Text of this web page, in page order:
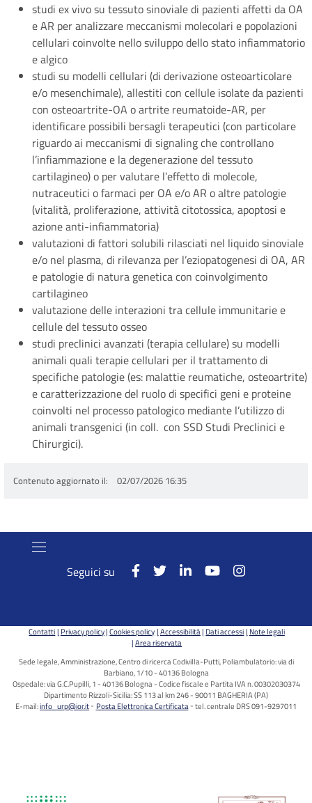
studi ex vivo su tessuto sinoviale di pazienti affetti da OA
e AR per analizzare meccanismi molecolari e popolazioni
cellulari coinvolte nello sviluppo dello stato infiammatorio
e algico
studi su modelli cellulari (di derivazione osteoarticolare
e/o mesenchimale), allestiti con cellule isolate da pazienti
con osteoartrite-OA o artrite reumatoide-AR, per
identificare possibili bersagli terapeutici (con particolare
riguardo ai meccanismi di signaling che controllano
l’infiammazione e la degenerazione del tessuto
cartilagineo) o per valutare l’effetto di molecole,
nutraceutici o farmaci per OA e/o AR o altre patologie
(vitalità, proliferazione, attività citotossica, apoptosi e
azione anti-infiammatoria)
valutazioni di fattori solubili rilasciati nel liquido sinoviale
e/o nel plasma, di rilevanza per l’eziopatogenesi di OA, AR
e patologie di natura genetica con coinvolgimento
cartilagineo
valutazione delle interazioni tra cellule immunitarie e
cellule del tessuto osseo
studi preclinici avanzati (terapia cellulare) su modelli
animali quali terapie cellulari per il trattamento di
specifiche patologie (es: malattie reumatiche, osteoartrite)
e caratterizzazione del ruolo di specifici geni e proteine
coinvolti nel processo patologico mediante l’utilizzo di
animali transgenici (in coll. con SSD Studi Preclinici e
Chirurgici).
Contenuto aggiornato il 02/07/2026 16:35
Seguici su
Contatti Privacy policy Cookies policy Accessibilità Dati accessi Note legali
Area riservata
Sede legale, Amministrazione, Centro di ricerca Codivilla-Putti, Poliambulatorio: via di
Barbiano, 1/10 - 40136 Bologna
Ospedale: via G.C.Pupilli, 1 - 40136 Bologna - Codice fiscale e Partita IVA n. 00302030374
Dipartimento Rizzoli-Sicilia: SS 113 al km 246 - 90011 BAGHERIA (PA)
E-mail:info_urp@ior.it Posta Elettronica Certificata tel. centrale DRS 091-9297011